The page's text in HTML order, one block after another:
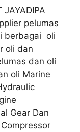
JAYADIPA
pelumas
berbagai oli
oli dan
dan oli
oli Marine
Gear Dan